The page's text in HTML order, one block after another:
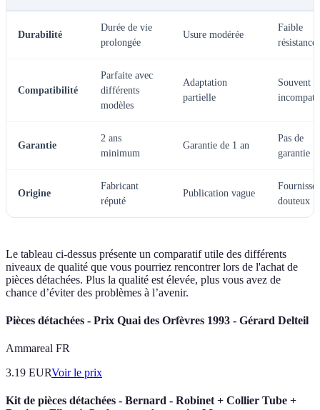
Durabilité
Durée de vie
prolongée
Usure modérée
Faible
résistance
Compatibilité
Parfaite avec
différents
modèles
Adaptation
partielle
Souvent
Garantie
2 ans
minimum
Garantie de 1 an
Pas de
garantie
Origine
Fabricant
réputé
Publication vague
douteux
Le tableau ci-dessus présente un comparatif utile des différents
niveaux de qualité que vous pourriez rencontrer lors de l'achat de
pièces détachées. Plus la qualité est élevée, plus vous avez de
chance d’éviter des problèmes à l’avenir.
Pièces détachées - Prix Quai des Orfèvres 1993 - Gérard Delteil
Ammareal FR
3.19 EURVoir le prix
Kit de pièces détachées - Bernard - Robinet + Collier Tube +